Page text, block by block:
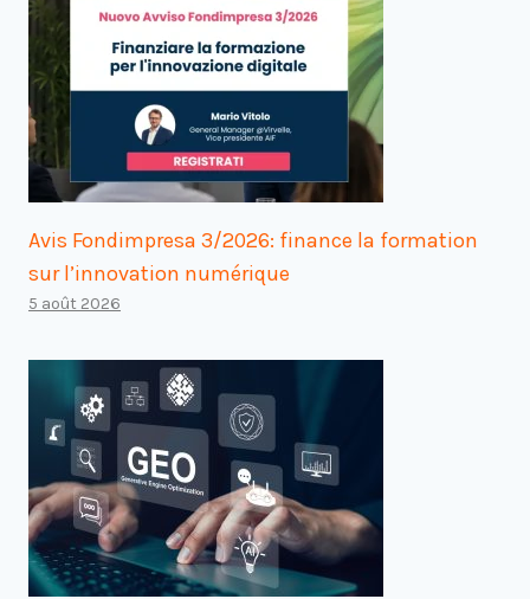
Avis Fondimpresa 3/2026: finance la formation
sur l’innovation numérique
5 août 2026